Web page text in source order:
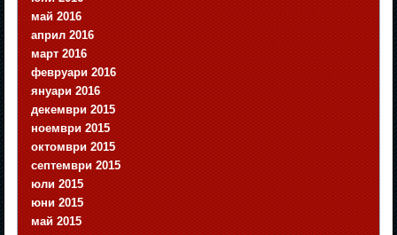
май 2016
април 2016
март 2016
февруари 2016
януари 2016
декември 2015
ноември 2015
октомври 2015
септември 2015
юли 2015
юни 2015
май 2015